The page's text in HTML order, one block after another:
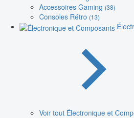
Accessoires Gaming (38)
Consoles Rétro (13)
Voir tout Électronique et